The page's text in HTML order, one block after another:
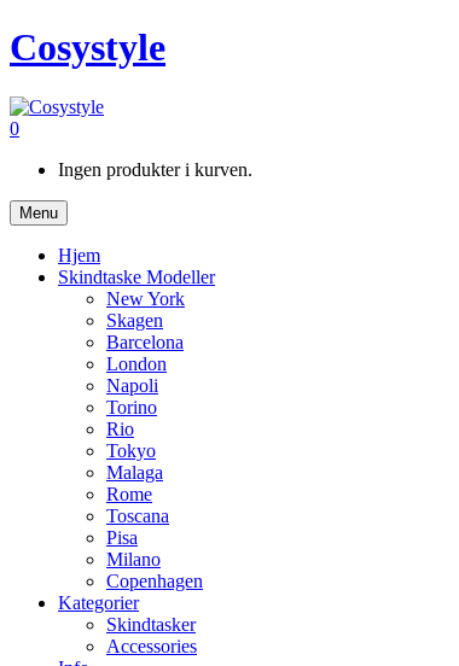
Cosystyle
0
Ingen produkter i kurven.
Menu
Hjem
Skindtaske Modeller
New York
Skagen
Barcelona
London
Napoli
Torino
Rio
Tokyo
Malaga
Rome
Toscana
Pisa
Milano
Copenhagen
Kategorier
Skindtasker
Accessories